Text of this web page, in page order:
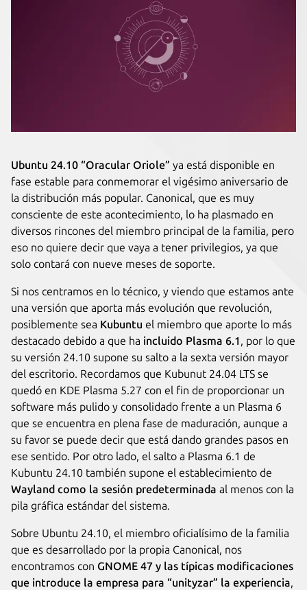
Ubuntu 24.10 “Oracular Oriole” ya está disponible en
fase estable para conmemorar el vigésimo aniversario de
la distribución más popular. Canonical, que es muy
consciente de este acontecimiento, lo ha plasmado en
diversos rincones del miembro principal de la familia, pero
eso no quiere decir que vaya a tener privilegios, ya que
solo contará con nueve meses de soporte.
Si nos centramos en lo técnico, y viendo que estamos ante
una versión que aporta más evolución que revolución,
posiblemente sea Kubuntu el miembro que aporte lo más
destacado debido a que ha incluido Plasma 6.1 , por lo que
su versión 24.10 supone su salto a la sexta versión mayor
del escritorio. Recordamos que Kubunut 24.04 LTS se
quedó en KDE Plasma 5.27 con el fin de proporcionar un
software más pulido y consolidado frente a un Plasma 6
que se encuentra en plena fase de maduración, aunque a
su favor se puede decir que está dando grandes pasos en
ese sentido. Por otro lado, el salto a Plasma 6.1 de
Kubuntu 24.10 también supone el establecimiento de
Wayland como la sesión predeterminada al menos con la
pila gráfica estándar del sistema.
Sobre Ubuntu 24.10, el miembro oficialísimo de la familia
que es desarrollado por la propia Canonical, nos
encontramos con GNOME 47 y las típicas modificaciones
que introduce la empresa para “unityzar” la experiencia,